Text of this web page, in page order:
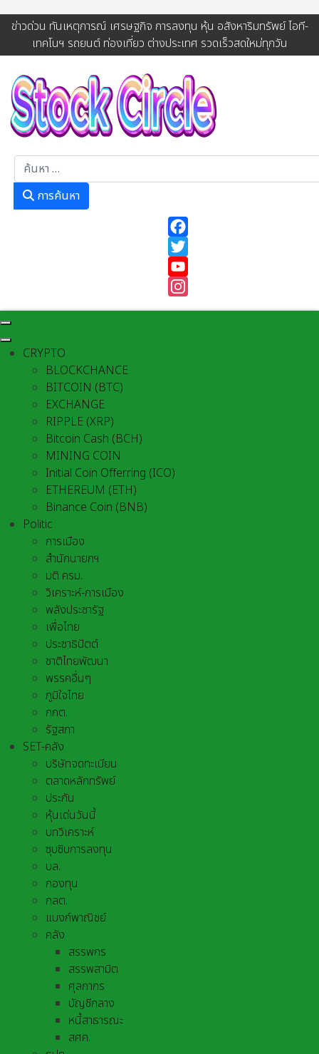
ข่าวด่วน ทันเหตุการณ์ เศรษฐกิจ การลงทุน หุ้น อสังหาริมทรัพย์ ไอที-
เทคโนฯ รถยนต์ ท่องเที่ยว ต่างประเทศ รวดเร็วสดใหม่ทุกวัน
การค้นหา
Instagram
CRYPTO
BLOCKCHANCE
BITCOIN (BTC)
EXCHANGE
RIPPLE (XRP)
Bitcoin Cash (BCH)
MINING COIN
Initial Coin Offerring (ICO)
ETHEREUM (ETH)
Binance Coin (BNB)
Politic
การเมือง
สำนักนายกฯ
มติ ครม.
วิเคราะห์-การเมือง
พลังประชารัฐ
เพื่อไทย
ประชาธิปัตต์
ชาติไทยพัฒนา
พรรคอื่นๆ
ภูมิใจไทย
กกต.
รัฐสภา
SET-คลัง
บริษัทจดทะเบียน
ตลาดหลักทรัพย์
ประกัน
หุ้นเด่นวันนี้
บทวิเคราะห์
ซุบซิบการลงทุน
บล.
กองทุน
กลต.
แบงก์พาณิชย์
คลัง
สรรพกร
สรรพสามิต
ศุลกากร
บัญชีกลาง
หนี้สาธารณะ
สศค.